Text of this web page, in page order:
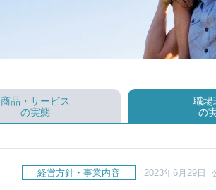
商品・サービス
の実態
職場
の
経営方針・事業内容 2023年6月29日